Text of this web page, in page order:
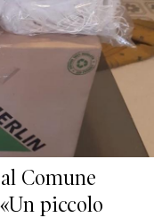
Comune
piccolo